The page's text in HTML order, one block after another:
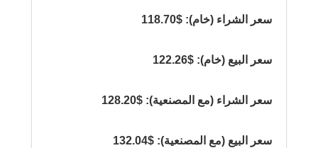
سعر الشراء (خام): $118.70
سعر البيع (خام): $122.26
سعر الشراء (مع المصنعية): $128.20
سعر البيع (مع المصنعية): $132.04